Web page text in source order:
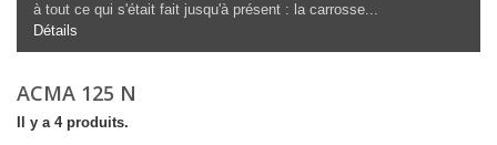
à tout ce qui s'était fait jusqu'à présent : la carrosse...
Détails
ACMA 125 N
Il y a 4 produits.